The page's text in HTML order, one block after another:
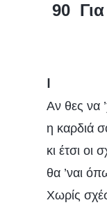
90
Αν θες να
η καρδιά
κι έτσι οι
θα ’ναι
Χωρίς